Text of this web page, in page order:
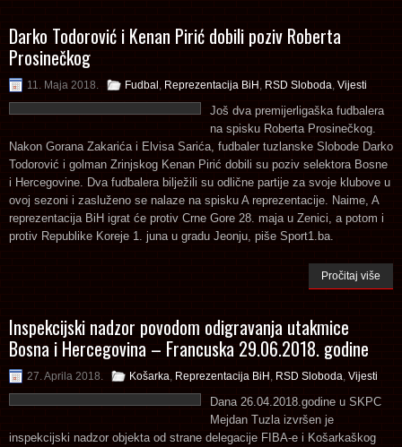
Darko Todorović i Kenan Pirić dobili poziv Roberta
Prosinečkog
11. Maja 2018. Fudbal Reprezentacija BiH RSD Sloboda Vijesti
Još dva premijerligaška fudbalera
na spisku Roberta Prosinečkog.
Nakon Gorana Zakarića i Elvisa Sarića, fudbaler tuzlanske Slobode Darko
Todorović i golman Zrinjskog Kenan Pirić dobili su poziv selektora Bosne
i Hercegovine. Dva fudbalera bilježili su odlične partije za svoje klubove u
ovoj sezoni i zasluženo se nalaze na spisku A reprezentacije. Naime, A
reprezentacija BiH igrat će protiv Crne Gore 28. maja u Zenici, a potom i
protiv Republike Koreje 1. juna u gradu Jeonju, piše Sport1.ba.
Pročitaj više
Inspekcijski nadzor povodom odigravanja utakmice
Bosna i Hercegovina – Francuska 29.06.2018. godine
27. Aprila 2018. Košarka Reprezentacija BiH RSD Sloboda Vijesti
Dana 26.04.2018.godine u SKPC
Mejdan Tuzla izvršen je
inspekcijski nadzor objekta od strane delegacije FIBA-e i Košarkaškog